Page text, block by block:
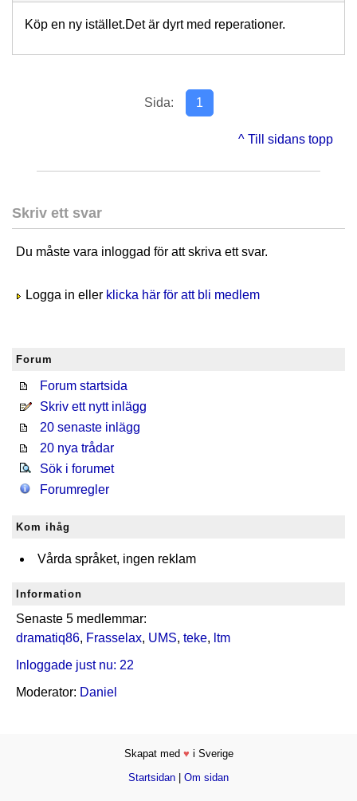
Köp en ny istället.Det är dyrt med reperationer.
Sida: 1
^ Till sidans topp
Skriv ett svar
Du måste vara inloggad för att skriva ett svar.
Logga in eller klicka här för att bli medlem
Forum
Forum startsida
Skriv ett nytt inlägg
20 senaste inlägg
20 nya trådar
Sök i forumet
Forumregler
Kom ihåg
Vårda språket, ingen reklam
Information
Senaste 5 medlemmar:
dramatiq86, Frasselax, UMS, teke, ltm
Inloggade just nu: 22
Moderator: Daniel
Skapat med ♥ i Sverige
Startsidan
Om sidan